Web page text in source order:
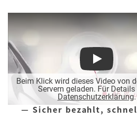
Beim Klick wird dieses Video von
Servern geladen. Für Details
Datenschutzerklärung.
Play
— Sicher bezahlt,